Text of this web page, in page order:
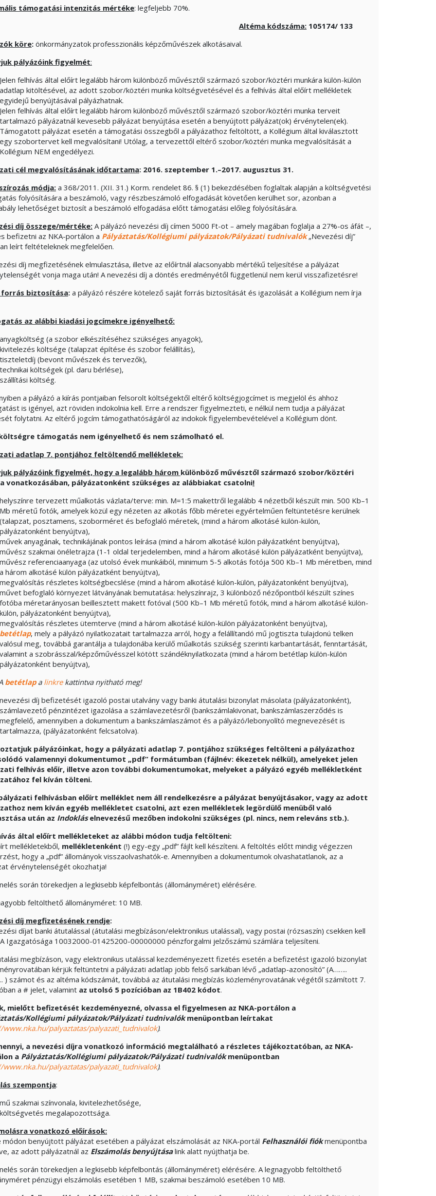
támogatási intenzitás mértéke: legfeljebb 70%.
Altéma kódszáma: 105174/ 133
köre: önkormányzatok professzionális képzőművészek alkotásaival.
pályázóink figyelmét:
Jelen felhívás által előírt legalább három különböző művésztől származó szobor/köztéri munkára külön-külön
adatlap kitöltésével, az adott szobor/köztéri munka költségvetésével és a felhívás által előírt mellékletek
egyidejű benyújtásával pályázhatnak.
Jelen felhívás által előírt legalább három különböző művésztől származó szobor/köztéri munka terveit
tartalmazó pályázatnál kevesebb pályázat benyújtása esetén a benyújtott pályázat(ok) érvénytelen(ek).
Támogatott pályázat esetén a támogatási összegből a pályázathoz feltöltött, a Kollégium által kiválasztott
egy szobortervet kell megvalósítani! Utólag, a tervezettől eltérő szobor/köztéri munka megvalósítását a
Kollégium NEM engedélyezi.
cél megvalósításának időtartama: 2016. szeptember 1.–2017. augusztus 31.
módja: a 368/2011. (XII. 31.) Korm. rendelet 86. § (1) bekezdésében foglaltak alapján a költségvetési
folyósítására a beszámoló, vagy részbeszámoló elfogadását követően kerülhet sor, azonban a
lehetőséget biztosít a beszámoló elfogadása előtt támogatási előleg folyósítására.
díj összege/mértéke: A pályázó nevezési díj címen 5000 Ft-ot – amely magában foglalja a 27%-os áfát –,
befizetni az NKA-portálon a Pályáztatás/Kollégiumi pályázatok/Pályázati tudnivalók„Nevezési díj”
leírt feltételeknek megfelelően.
díj megfizetésének elmulasztása, illetve az előírtnál alacsonyabb mértékű teljesítése a pályázat
vonja maga után! A nevezési díj a döntés eredményétől függetlenül nem kerül visszafizetésre!
forrás biztosítása: a pályázó részére kötelező saját forrás biztosítását és igazolását a Kollégium nem írja
az alábbi kiadási jogcímekre igényelhető:
anyagköltség (a szobor elkészítéséhez szükséges anyagok),
kivitelezés költsége (talapzat építése és szobor felállítás),
tiszteletdíj (bevont művészek és tervezők),
technikai költségek (pl. daru bérlése),
szállítási költség.
a pályázó a kiírás pontjaiban felsorolt költségektől eltérő költségjogcímet is megjelöl és ahhoz
is igényel, azt röviden indokolnia kell. Erre a rendszer figyelmezteti, e nélkül nem tudja a pályázat
folytatni. Az eltérő jogcím támogathatóságáról az indokok figyelembevételével a Kollégium dönt.
támogatás nem igényelhető és nem számolható el.
adatlap 7. pontjához feltöltendő mellékletek:
pályázóink figyelmét, hogy a legalább három különböző művésztől származó szobor/köztéri
vonatkozásában, pályázatonként szükséges az alábbiakat csatolni!
helyszínre tervezett műalkotás vázlata/terve: min. M=1:5 makettről legalább 4 nézetből készült min. 500 Kb–1
Mb méretű fotók, amelyek közül egy nézeten az alkotás főbb méretei egyértelműen feltüntetésre kerülnek
(talapzat, posztamens, szoborméret és befoglaló méretek, (mind a három alkotásé külön-külön,
pályázatonként benyújtva),
művek anyagának, technikájának pontos leírása (mind a három alkotásé külön pályázatként benyújtva),
művész szakmai önéletrajza (1-1 oldal terjedelemben, mind a három alkotásé külön pályázatként benyújtva),
művész referenciaanyaga (az utolsó évek munkáiból, minimum 5-5 alkotás fotója 500 Kb–1 Mb méretben, mind
a három alkotásé külön pályázatként benyújtva),
megvalósítás részletes költségbecslése (mind a három alkotásé külön-külön, pályázatonként benyújtva),
művet befoglaló környezet látványának bemutatása: helyszínrajz, 3 különböző nézőpontból készült színes
fotóba méretarányosan beillesztett makett fotóval (500 Kb–1 Mb méretű fotók, mind a három alkotásé külön-
külön, pályázatonként benyújtva),
megvalósítás részletes ütemterve (mind a három alkotásé külön-külön pályázatonként benyújtva),
betétlap, mely a pályázó nyilatkozatait tartalmazza arról, hogy a felállítandó mű jogtiszta tulajdonú telken
valósul meg, továbbá garantálja a tulajdonába kerülő műalkotás szükség szerinti karbantartását, fenntartását,
valamint a szobrásszal/képzőművésszel kötött szándéknyilatkozata (mind a három betétlap külön-külön
pályázatonként benyújtva),
betétlapa linkrekattintva nyitható meg!
nevezési díj befizetését igazoló postai utalvány vagy banki átutalási bizonylat másolata (pályázatonként),
számlavezető pénzintézet igazolása a számlavezetésről (bankszámlakivonat, bankszámlaszerződés is
megfelelő, amennyiben a dokumentum a bankszámlaszámot és a pályázó/lebonyolító megnevezését is
tartalmazza, (pályázatonként felcsatolva).
pályázóinkat, hogy a pályázati adatlap 7. pontjához szükséges feltölteni a pályázathoz
valamennyi dokumentumot „pdf” formátumban (fájlnév: ékezetek nélkül), amelyeket jelen
felhívás előír, illetve azon további dokumentumokat, melyeket a pályázó egyéb mellékletként
fel kíván tölteni.
felhívásban előírt melléklet nem áll rendelkezésre a pályázat benyújtásakor, vagy az adott
nem kíván egyéb mellékletet csatolni, azt ezen mellékletek legördülő menüből való
után az Indokláselnevezésű mezőben indokolni szükséges (pl. nincs, nem releváns stb.).
által előírt mellékleteket az alábbi módon tudja feltölteni:
mellékletekből, mellékletenként (!) egy-egy „pdf” fájlt kell készíteni. A feltöltés előtt mindig végezzen
hogy a „pdf” állományok visszaolvashatók-e. Amennyiben a dokumentumok olvashatatlanok, az a
érvénytelenségét okozhatja!
során törekedjen a legkisebb képfelbontás (állományméret) elérésére.
feltölthető állományméret: 10 MB.
díj megfizetésének rendje:
díjat banki átutalással (átutalási megbízáson/elektronikus utalással), vagy postai (rózsaszín) csekken kell
Igazgatósága 10032000-01425200-00000000 pénzforgalmi jelzőszámú számlára teljesíteni.
megbízáson, vagy elektronikus utalással kezdeményezett fizetés esetén a befizetést igazoló bizonylat
kérjük feltüntetni a pályázati adatlap jobb felső sarkában lévő „adatlap-azonosító” (A……..
) számot és az altéma kódszámát, továbbá az átutalási megbízás közleményrovatának végétől számított 7.
a # jelet, valamint az utolsó 5 pozícióban az 1B402 kódot.
mielőtt befizetését kezdeményezné, olvassa el figyelmesen az NKA-portálon a
Kollégiumi pályázatok/Pályázati tudnivalókmenüpontban leírtakat
palyaztatas/palyazati_tudnivalok).
a nevezési díjra vonatkozó információ megtalálható a részletes tájékoztatóban, az NKA-
a Pályáztatás/Kollégiumi pályázatok/Pályázati tudnivalókmenüpontban
palyaztatas/palyazati_tudnivalok).
szempontja:
mű szakmai színvonala, kivitelezhetősége,
költségvetés megalapozottsága.
vonatkozó előírások:
módon benyújtott pályázat esetében a pályázat elszámolását az NKA-portál Felhasználói fiókmenüpontba
az adott pályázatnál az Elszámolás benyújtásalink alatt nyújthatja be.
során törekedjen a legkisebb képfelbontás (állományméret) elérésére. A legnagyobb feltölthető
pénzügyi elszámolás esetében 1 MB, szakmai beszámoló esetében 10 MB.